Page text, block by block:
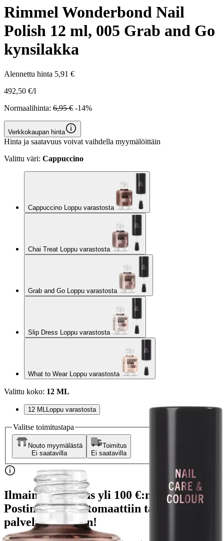
Rimmel Wonderbond Nail
Polish 12 ml, 005 Grab and Go
kynsilakka
Alennettu hinta 5,91 €
492,50 €/l
Normaalihinta: 6,95 € -14%
Verkkokaupan hinta
Hinta ja saatavuus voivat vaihdella myymälöittäin
Valittu väri: Cappuccino
Cappuccino Loppu varastosta
Chai Treat Loppu varastosta
Grab and Go Loppu varastosta
Slip Dress Loppu varastosta
What to Wear Loppu varastosta
Valittu koko: 12 ML
12 ML Loppu varastosta
Valitse toimitustapa
Nouto myymälästä
Ei saatavilla
Toimitus
Ei saatavilla
Ilmainen toimitus yli 100 €:n tilauksille
Postin pakettiautomaattiin tai
palvelupisteeseen!